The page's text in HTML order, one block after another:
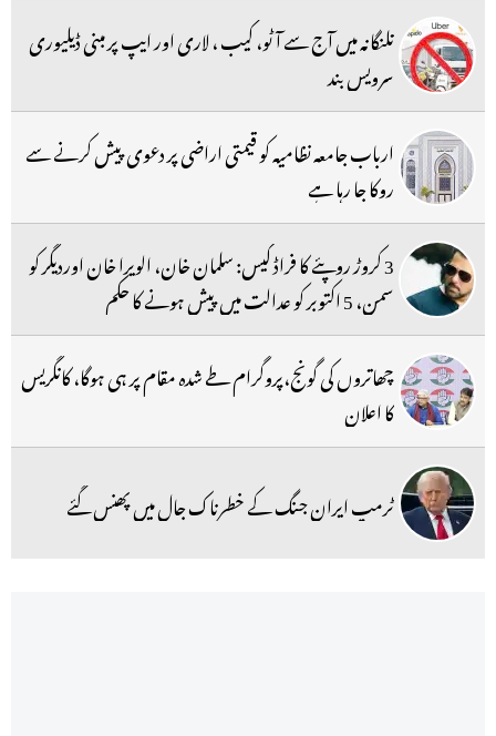
تلنگانہ میں آج سے آٹو، کیب ، لاری اور ایپ پر مبنی ڈیلیوری
سرویس بند
ارباب جامعہ نظامیہ کو قیمتی اراضی پر دعوی پیش کرنے سے
روکا جا رہا ہے
3 کروڑ روپئے کا فراڈ کیس: سلمان خان، الویرا خان اوردیگر کو
سمن، 5 اکتوبر کو عدالت میں پیش ہونے کا حکم
چھاتروں کی گونج،پروگرام طے شدہ مقام پر ہی ہوگا، کانگریس
کا اعلان
ٹرمپ ایران جنگ کے خطرناک جال میں پھنس گئے